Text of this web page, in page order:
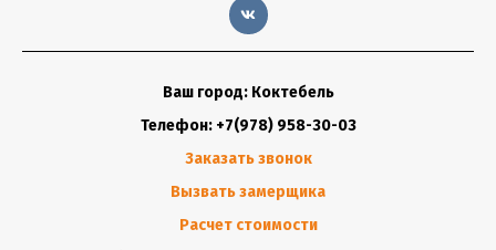
Ваш город: Коктебель
Телефон: +7(978) 958-30-03
Заказать звонок
Вызвать замерщика
Расчет стоимости